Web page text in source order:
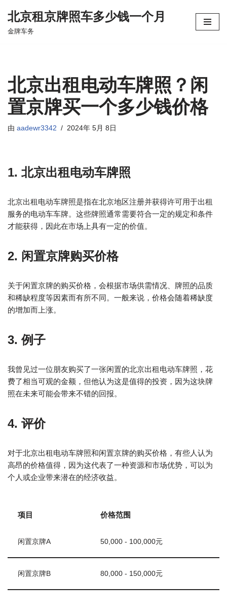
跳
北京租京牌照车多少钱一个月
金牌车务
北京出租电动车牌照？闲
置京牌买一个多少钱价格
由 aadewr3342 2024年 5月 8日
1. 北京出租电动车牌照
北京出租电动车牌照是指在北京地区注册并获得许可用于出租
服务的电动车车牌。这些牌照通常需要符合一定的规定和条件
才能获得，因此在市场上具有一定的价值。
2. 闲置京牌购买价格
关于闲置京牌的购买价格，会根据市场供需情况、牌照的品质
和稀缺程度等因素而有所不同。一般来说，价格会随着稀缺度
的增加而上涨。
3. 例子
我曾见过一位朋友购买了一张闲置的北京出租电动车牌照，花
费了相当可观的金额，但他认为这是值得的投资，因为这块牌
照在未来可能会带来不错的回报。
4. 评价
对于北京出租电动车牌照和闲置京牌的购买价格，有些人认为
高昂的价格值得，因为这代表了一种资源和市场优势，可以为
个人或企业带来潜在的经济收益。
项目 价格范围
闲置京牌A 50,000 - 100,000元
闲置京牌B 80,000 - 150,000元